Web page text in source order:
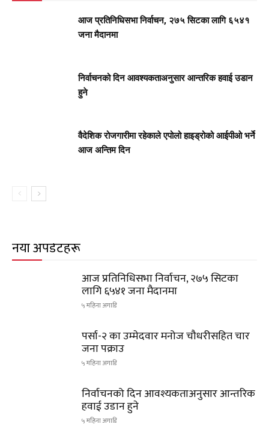
आज प्रतिनिधिसभा निर्वाचन, २७५ सिटका लागि ६५४१
जना मैदानमा
निर्वाचनको दिन आवश्यकताअनुसार आन्तरिक हवाई उडान
हुने
वैदेशिक रोजगारीमा रहेकाले एपोलो हाइड्रोको आईपीओ भर्ने
आज अन्तिम दिन
नयाँ अपडेटहरू
आज प्रतिनिधिसभा निर्वाचन, २७५ सिटका
लागि ६५४१ जना मैदानमा
५ महिना अगाडि
पर्सा-२ का उम्मेदवार मनोज चौधरीसहित चार
जना पक्राउ
५ महिना अगाडि
निर्वाचनको दिन आवश्यकताअनुसार आन्तरिक
हवाई उडान हुने
५ महिना अगाडि